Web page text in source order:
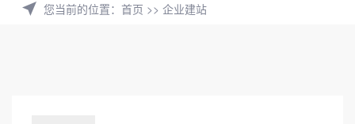
您当前的位置： 首页 >> 企业建站